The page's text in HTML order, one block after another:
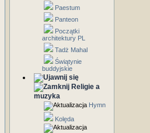
Paestum
Panteon
Początki
architektury PL
Tadż Mahal
Świątynie
buddyjskie
Religie a
muzyka
Hymn
Kolęda